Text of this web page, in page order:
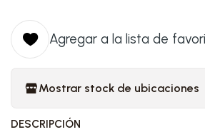
Agregar a la lista de
Mostrar stock de ubicaciones
DESCRIPCIÓN